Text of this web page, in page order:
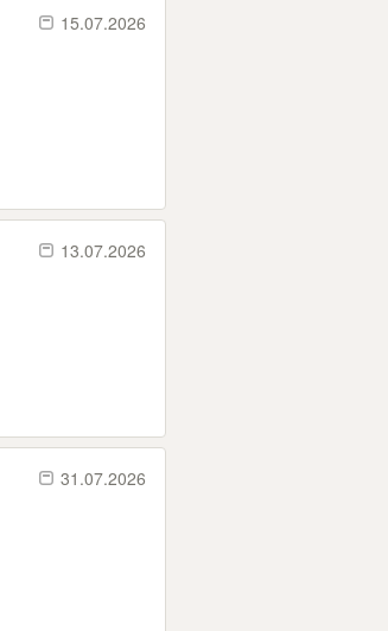
15.07.2026
13.07.2026
31.07.2026